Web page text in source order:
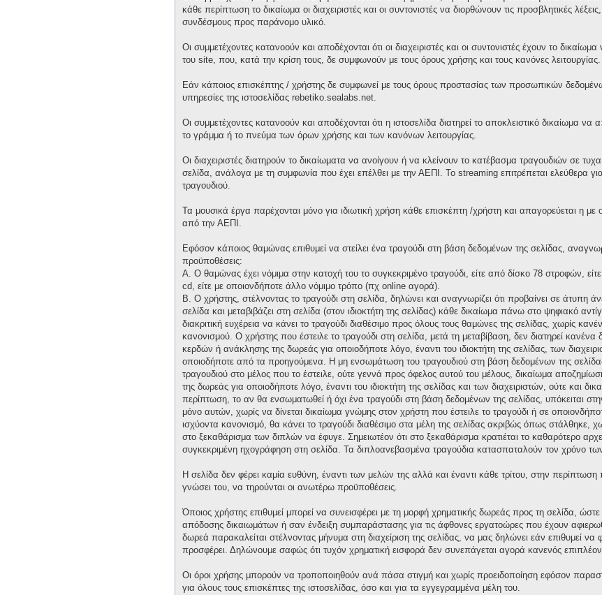
κάθε περίπτωση το δικαίωμα οι διαχειριστές και οι συντονιστές να διορθώνουν τις προσβλητικές
συνδέσμους προς παράνομο υλικό.
Οι συμμετέχοντες κατανοούν και αποδέχονται ότι οι διαχειριστές και οι συντονιστές έχουν το
του site, που, κατά την κρίση τους, δε συμφωνούν με τους όρους χρήσης και τους κανόνες λειτουργίας.
Εάν κάποιος επισκέπτης / χρήστης δε συμφωνεί με τους όρους προστασίας των προσωπικών
υπηρεσίες της ιστοσελίδας rebetiko.sealabs.net.
Οι συμμετέχοντες κατανοούν και αποδέχονται ότι η ιστοσελίδα διατηρεί το αποκλειστικό
το γράμμα ή το πνεύμα των όρων χρήσης και των κανόνων λειτουργίας.
Οι διαχειριστές διατηρούν το δικαίωματα να ανοίγουν ή να κλείνουν το κατέβασμα τραγουδιών σε
σελίδα, ανάλογα με τη συμφωνία που έχει επέλθει με την ΑΕΠΙ. Το streaming επιτρέπεται ελεύθερα
τραγουδιού.
Τα μουσικά έργα παρέχονται μόνο για ιδιωτική χρήση κάθε επισκέπτη /χρήστη και απαγορεύεται η
από την ΑΕΠΙ.
Εφόσον κάποιος θαμώνας επιθυμεί να στείλει ένα τραγούδι στη βάση δεδομένων της σελίδας,
προϋποθέσεις:
Α. Ο θαμώνας έχει νόμιμα στην κατοχή του το συγκεκριμένο τραγούδι, είτε από δίσκο 78 στροφών,
cd, είτε με οποιονδήποτε άλλο νόμιμο τρόπο (πχ online αγορά).
Β. Ο χρήστης, στέλνοντας το τραγούδι στη σελίδα, δηλώνει και αναγνωρίζει ότι προβαίνει σε
σελίδα και μεταβιβάζει στη σελίδα (στον ιδιοκτήτη της σελίδας) κάθε δικαίωμα πάνω στο ψηφιακό
διακριτική ευχέρεια να κάνει το τραγούδι διαθέσιμο προς όλους τους θαμώνες της σελίδας, χωρίς
κανονισμού. Ο χρήστης που έστειλε το τραγούδι στη σελίδα, μετά τη μεταβίβαση, δεν διατηρεί
κερδών ή ανάκλησης της δωρεάς για οποιοδήποτε λόγο, έναντι του ιδιοκτήτη της σελίδας, των
οποιοδήποτε από τα προηγούμενα. Η μη ενσωμάτωση του τραγουδιού στη βάση δεδομένων της
τραγουδιού στο μέλος που το έστειλε, ούτε γεννά προς όφελος αυτού του μέλους, δικαίωμα
της δωρεάς για οποιοδήποτε λόγο, έναντι του ιδιοκτήτη της σελίδας και των διαχειριστών, ούτε και
περίπτωση, το αν θα ενσωματωθεί ή όχι ένα τραγούδι στη βάση δεδομένων της σελίδας, υπόκειται
μόνο αυτών, χωρίς να δίνεται δικαίωμα γνώμης στον χρήστη που έστειλε το τραγούδι ή σε
ισχύοντα κανονισμό, θα κάνει το τραγούδι διαθέσιμο στα μέλη της σελίδας ακριβώς όπως στάλθηκε,
στο ξεκαθάρισμα των διπλών να έφυγε. Σημειωτέον ότι στο ξεκαθάρισμα κρατιέται το καθαρότερο
συγκεκριμένη ηχογράφηση στη σελίδα. Τα διπλοανεβασμένα τραγούδια κατασπαταλούν τον χρόνο
Η σελίδα δεν φέρει καμία ευθύνη, έναντι των μελών της αλλά και έναντι κάθε τρίτου, στην
γνώσει του, να τηρούνται οι ανωτέρω προϋποθέσεις.
Όποιος χρήστης επιθυμεί μπορεί να συνεισφέρει με τη μορφή χρηματικής δωρεάς προς τη σελίδα,
απόδοσης δικαιωμάτων ή σαν ένδειξη συμπαράστασης για τις άφθονες εργατοώρες που έχουν
δωρεά παρακαλείται στέλνοντας μήνυμα στη διαχείριση της σελίδας, να μας δηλώνει εάν επιθυμεί
προσφέρει. Δηλώνουμε σαφώς ότι τυχόν χρηματική εισφορά δεν συνεπάγεται αγορά κανενός
Οι όροι χρήσης μπορούν να τροποποιηθούν ανά πάσα στιγμή και χωρίς προειδοποίηση εφόσον
για όλους τους επισκέπτες της ιστοσελίδας, όσο και για τα εγγεγραμμένα μέλη του.